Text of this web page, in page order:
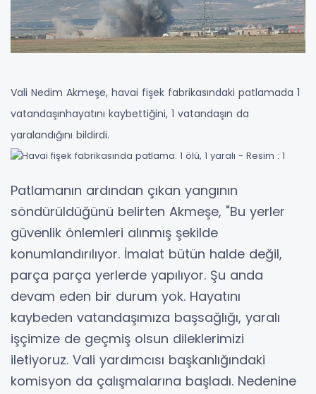
Vali Nedim Akmeşe, havai fişek fabrikasındaki patlamada 1
vatandaşınhayatını kaybettiğini, 1 vatandaşın da
yaralandığını bildirdi.
Patlamanın ardından çıkan yangının
söndürüldüğünü belirten Akmeşe, "Bu yerler
güvenlik önlemleri alınmış şekilde
konumlandırılıyor. İmalat bütün halde değil,
parça parça yerlerde yapılıyor. Şu anda
devam eden bir durum yok. Hayatını
kaybeden vatandaşımıza başsağlığı, yaralı
işçimize de geçmiş olsun dileklerimizi
iletiyoruz. Vali yardımcısı başkanlığındaki
komisyon da çalışmalarına başladı. Nedenine